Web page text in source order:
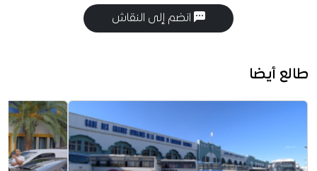
انضم إلى النقاش
طالع أيضا